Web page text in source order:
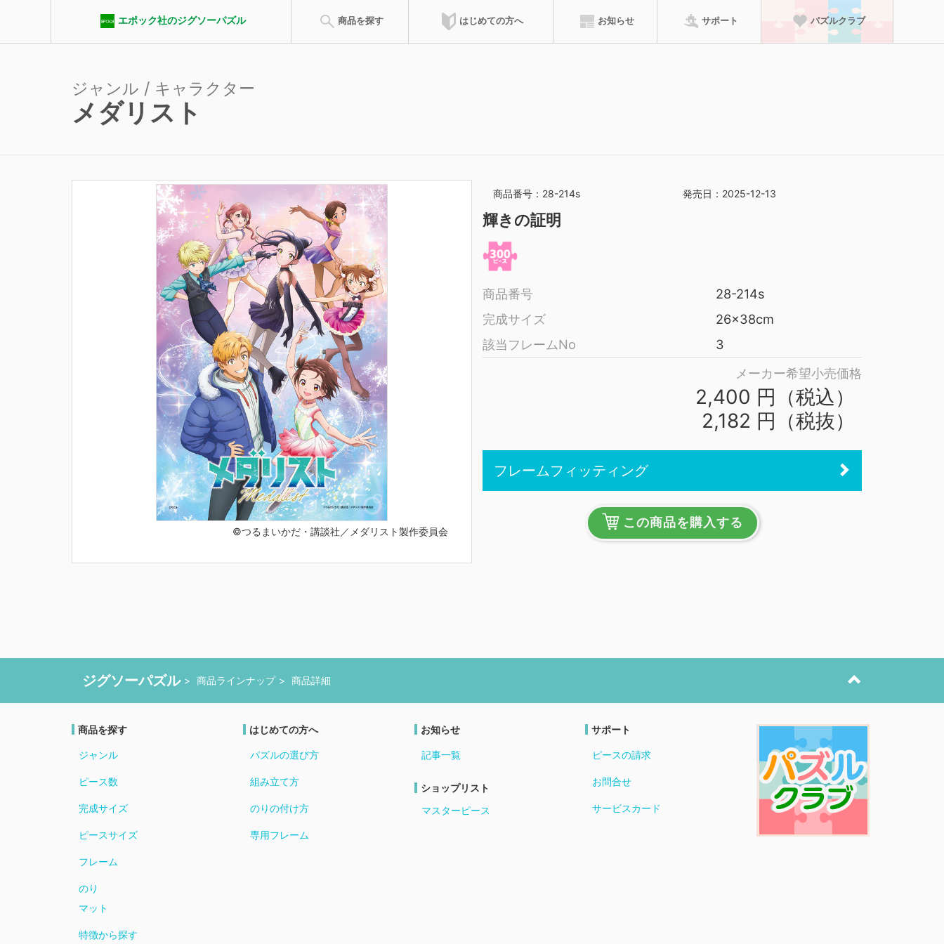
エポック社のジグソーパズル 商品を探す はじめての方へ お知らせ サポート パズルクラブ
エポック社パズルクラブ
マイパズル
購入したジグソーパズルを登録して
記録を残そう
ピース請求
ご購入時にピースが不足していた場合は、
ジャンル / キャラクター
メダリスト
©つるまいかだ・講談社／メダリスト製作委員会
商品番号：28-214s 発売日：2025-12-13
輝きの証明
商品番号
28-214s
完成サイズ
26x38cm
該当フレームNo
3
メーカー希望小売価格
2,400 円（税込）
2,182 円（税抜）
フレームフィッティング
この商品を購入する
ジグソーパズル 商品ラインナップ 商品詳細
商品を探す
ジャンル
ピース数
完成サイズ
ピースサイズ
フレーム
のり
マット
特徴から探す
はじめての方へ
パズルの選び方
組み立て方
のりの付け方
専用フレーム
お知らせ
記事一覧
ショップリスト
マスターピース
サポート
ピースの請求
お問合せ
サービスカード